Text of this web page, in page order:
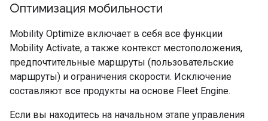
Оптимизация мобильности
Mobility Optimize включает в себя все функции
Mobility Activate, а также контекст местоположения,
предпочтительные маршруты (пользовательские
маршруты) и ограничения скорости. Исключение
составляют все продукты на основе Fleet Engine.
Если вы находитесь на начальном этапе управления